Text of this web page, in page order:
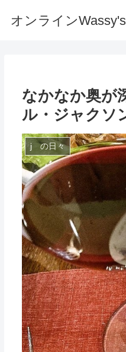
オンライン
なかなか奥
ル・ジャクソ
j の日々